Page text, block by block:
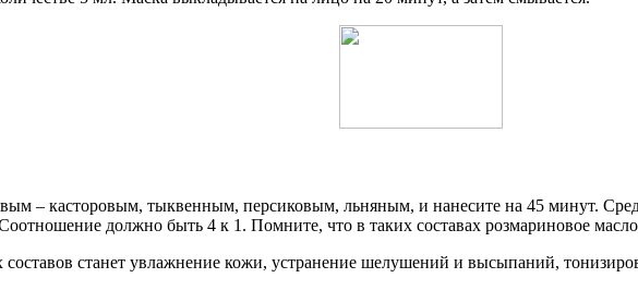
– касторовым, тыквенным, персиковым, льняным, и нанесите на 45 минут.
должно быть 4 к 1. Помните, что в таких составах розмариновое
составов станет увлажнение кожи, устранение шелушений и высыпаний,